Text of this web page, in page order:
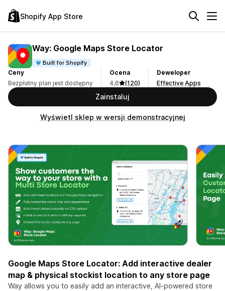
Shopify App Store
Way: Google Maps Store Locator
Built for Shopify
Ceny
Bezpłatny plan jest dostępny
Ocena
4,6
(120)
Deweloper
Effective Apps
Zainstaluj
Wyświetl sklep w wersji demonstracyjnej
Google Maps Store Locator: Add interactive dealer
map & physical stockist location to any store page
Way allows you to easily add an interactive, AI-powered store